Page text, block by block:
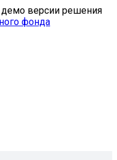
демо версии решения
фонда